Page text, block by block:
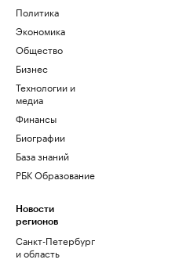
Политика
Экономика
Общество
Бизнес
Технологии и
медиа
Финансы
Биографии
База знаний
РБК Образование
Новости
регионов
Санкт-Петербург
и область